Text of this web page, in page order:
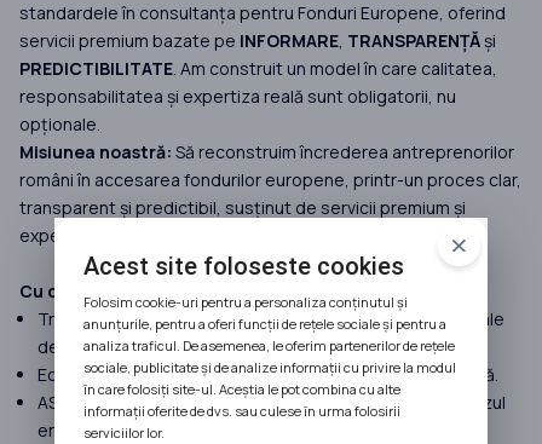
standardele în consultanța pentru Fonduri Europene, oferind
servicii premium bazate pe INFORMARE, TRANSPARENȚĂși
PREDICTIBILITATE. Am construit un model în care calitatea,
responsabilitatea și expertiza reală sunt obligatorii, nu
opționale.
Misiunea noastră: Să reconstruim încrederea antreprenorilor
români în accesarea fondurilor europene, printr-un proces clar,
transparent și predictibil, susținut de servicii premium și
expertiză reală.
Cu ce facem diferența:
Transparență 100%, preluăm doar proiecte cu șanse reale
de finanțare.
Echipă formată doar din consultanți seniori cu experiență.
ASIGURARE MALPRAXIS pentru a despăgubi clienții, în cazul
erorilor umane suferite în procesul de implementare a
Acest site foloseste cookies
Folosim cookie-uri pentru a personaliza conținutul și
anunțurile, pentru a oferi funcții de rețele sociale și pentru a
analiza traficul. De asemenea, le oferim partenerilor de rețele
sociale, publicitate și de analize informații cu privire la modul
în care folosiți site-ul. Aceștia le pot combina cu alte
informații oferite de dvs. sau culese în urma folosirii
serviciilor lor.